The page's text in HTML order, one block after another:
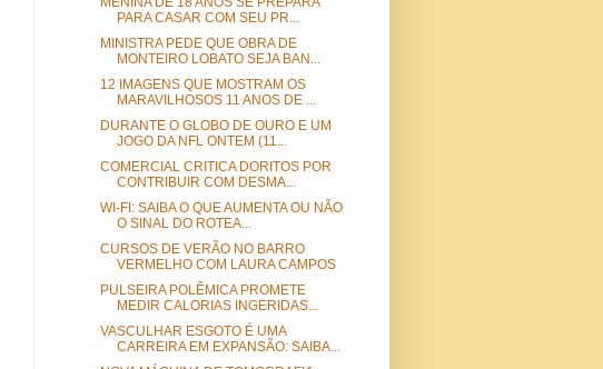
PARA CASAR COM SEU PR...
MINISTRA PEDE QUE OBRA DE
MONTEIRO LOBATO SEJA BAN...
12 IMAGENS QUE MOSTRAM OS
MARAVILHOSOS 11 ANOS DE ...
DURANTE O GLOBO DE OURO E UM
JOGO DA NFL ONTEM (11...
COMERCIAL CRITICA DORITOS POR
CONTRIBUIR COM DESMA...
WI-FI: SAIBA O QUE AUMENTA OU NÃO
O SINAL DO ROTEA...
CURSOS DE VERÃO NO BARRO
VERMELHO COM LAURA CAMPOS
PULSEIRA POLÊMICA PROMETE
MEDIR CALORIAS INGERIDAS...
VASCULHAR ESGOTO É UMA
CARREIRA EM EXPANSÃO: SAIBA...